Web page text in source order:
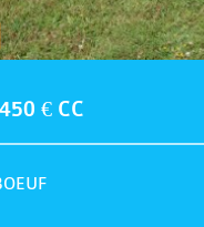
€ CC